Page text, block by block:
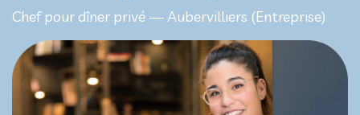
Chef pour dîner privé — Aubervilliers (Entreprise)